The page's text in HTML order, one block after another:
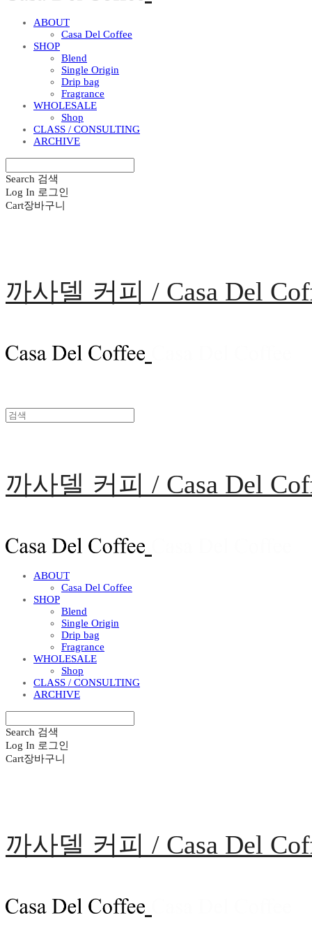
ABOUT
Casa Del Coffee
SHOP
Blend
Single Origin
Drip bag
Fragrance
WHOLESALE
Shop
CLASS / CONSULTING
ARCHIVE
Search 검색
Log In 로그인
Cart장바구니
까사델 커피 / Casa Del
까사델 커피 / Casa Del
ABOUT
Casa Del Coffee
SHOP
Blend
Single Origin
Drip bag
Fragrance
WHOLESALE
Shop
CLASS / CONSULTING
ARCHIVE
Search 검색
Log In 로그인
Cart장바구니
까사델 커피 / Casa Del